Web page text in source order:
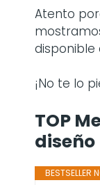
Atento
disponible
¡No te lo
TOP
diseño
BESTSELLER